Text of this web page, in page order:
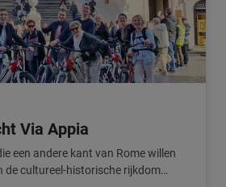
Via Appia
een andere kant van Rome willen
de cultureel-historische rijkdom